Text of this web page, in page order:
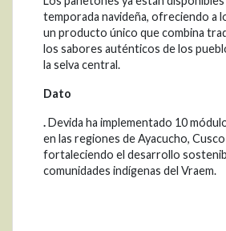
temporada navideña, ofreciendo a
un producto único que combina
los sabores auténticos de los
la selva central.
Dato
.Devida ha implementado 10
en las regiones de Ayacucho, Cusco
fortaleciendo el desarrollo
comunidades indígenas del Vraem.